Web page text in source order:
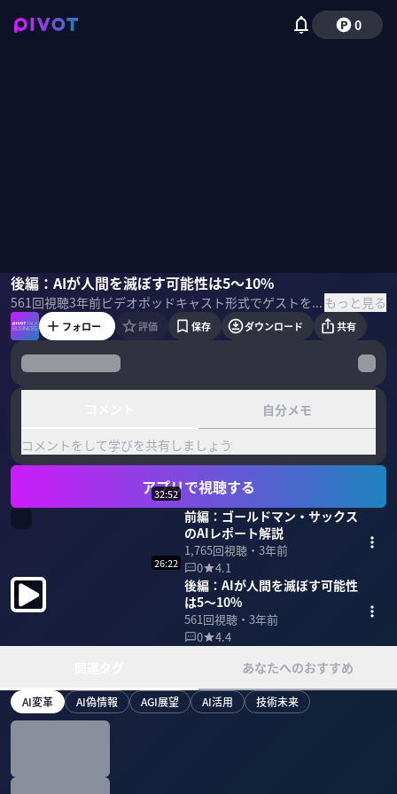
0
後編：AIが人間を滅ぼす可能性は5〜10%
561回視聴3年前 ビデオポッドキャスト形式でゲストを招き、最先端の話を聞くPIVOT TALK。Off Topic 代表の宮武徹郎氏と編集長の草野美木氏に「生成AIのリスクと対策」を聞いた。 もっと見る
宮武徹郎草野美木国山ハセン
フォロー 評価 保存 ダウンロード 共有
自分メモ
コメントをして学びを共有しましょう
アプリで視聴する
32:52
前編：ゴールドマン・サックス
のAIレポート解説
1,765回視聴・ 3年前
0
4.1
26:22
後編：AIが人間を滅ぼす可能性
は5〜10%
561回視聴・ 3年前
0
4.4
あなたへのおすすめ
AI変革 AI偽情報 AGI展望 AI活用 技術未来